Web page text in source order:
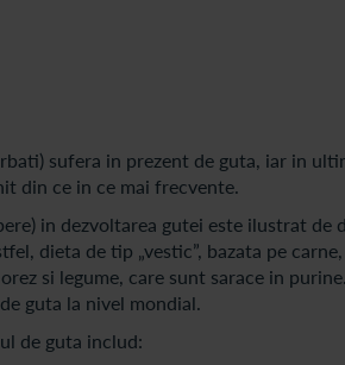
sufera in prezent de guta, iar in
din ce in ce mai frecvente.
in dezvoltarea gutei este ilustrat
dieta de tip „vestic”, bazata pe
si legume, care sunt sarace in
guta la nivel mondial.
de guta includ: